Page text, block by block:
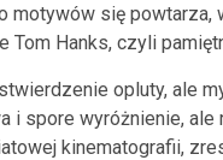
motywów się
Tom Hanks, czyli
opluty, ale
i spore wyróżnienie,
kinematografii,